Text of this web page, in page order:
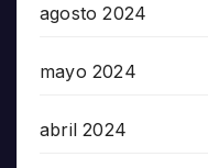
agosto 2024
mayo 2024
abril 2024